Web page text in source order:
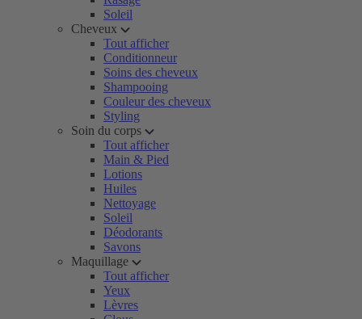
Soleil
Cheveux
Tout afficher
Conditionneur
Soins des cheveux
Shampooing
Couleur des cheveux
Styling
Soin du corps
Tout afficher
Main & Pied
Lotions
Huiles
Nettoyage
Soleil
Déodorants
Savons
Maquillage
Tout afficher
Yeux
Lèvres